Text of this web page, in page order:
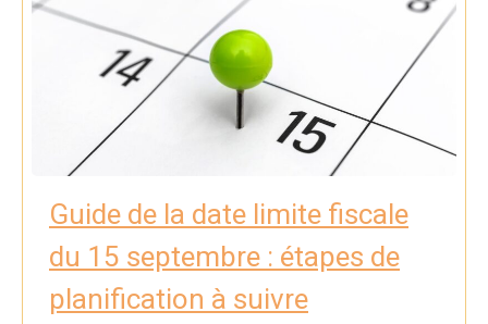
Guide de la date limite fiscale
du 15 septembre : étapes de
planification à suivre